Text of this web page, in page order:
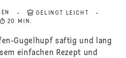
GELINGT LEICHT
20 MIN.
Gugelhupf saftig und lang
einfachen Rezept und